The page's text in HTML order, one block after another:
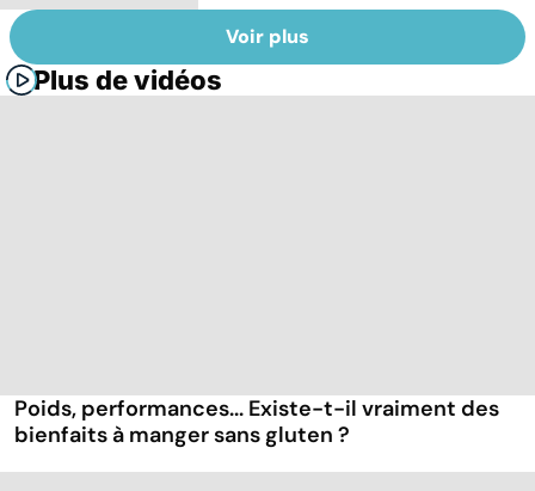
Voir plus
Plus de vidéos
Poids, performances... Existe-t-il vraiment des
bienfaits à manger sans gluten ?